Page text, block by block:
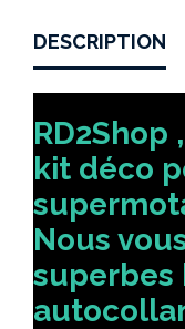
DESCRIPTION
kit déco
Nous
superbes